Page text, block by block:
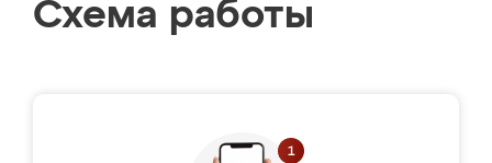
Схема работы